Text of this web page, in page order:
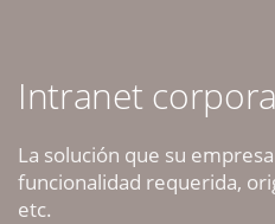
Intranet
La solución que su
funcionalidad requerida,
etc.
09:30 AM A